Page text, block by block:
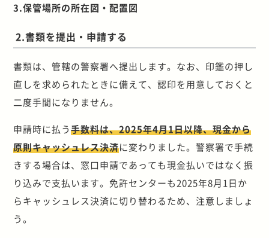
3.保管場所の所在図・配置図
2.書類を提出・申請する
書類は、管轄の警察署へ提出します。なお、印鑑の押し
直しを求められたときに備えて、認印を用意しておくと
二度手間になりません。
申請時に払う手数料は、2025年4月1日以降、現金から
原則キャッシュレス決済に変わりました。警察署で手続
きする場合は、窓口申請であっても現金払いではなく振
り込みで支払います。免許センターも2025年8月1日か
らキャッシュレス決済に切り替わるため、注意しましょ
う。